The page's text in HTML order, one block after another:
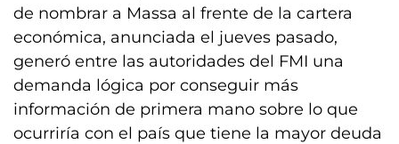
de nombrar a Massa al frente de la cartera
económica, anunciada el jueves pasado,
generó entre las autoridades del FMI una
demanda lógica por conseguir más
información de primera mano sobre lo que
ocurriría con el país que tiene la mayor deuda